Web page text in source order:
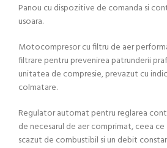
Panou cu dispozitive de comanda si
usoara.
Motocompresor cu filtru de aer
filtrare pentru prevenirea patrunderii
unitatea de compresie, prevazut cu
colmatare.
Regulator automat pentru reglarea
de necesarul de aer comprimat, ceea ce
scazut de combustibil si un debit